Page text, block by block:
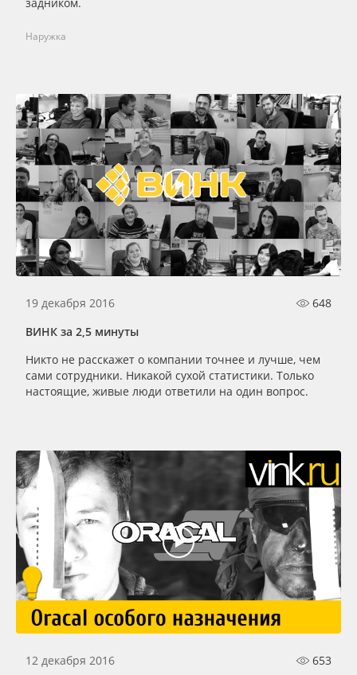
Наружка
19 декабря 2016
648
ВИНК за 2,5 минуты
Никто не расскажет о компании точнее и лучше, чем
сами сотрудники. Никакой сухой статистики. Только
настоящие, живые люди ответили на один вопрос.
12 декабря 2016
653